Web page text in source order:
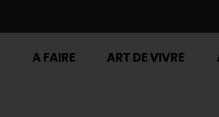
A FAIRE ART DE VIVRE